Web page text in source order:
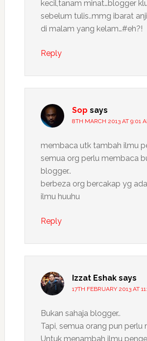
kecil,tanam minat…blogger
sebelum tulis..mmg ibarat
di malam yang kelam…#eh?!
Reply
Sop says
8TH MARCH 2013 AT 9:01
membaca utk tambah ilmu
semua org perlu membaca
blogger..
berbeza org bercakap yg
ilmu huuhu
Reply
Izzat Eshak says
17TH FEBRUARY 2013 AT
Bukan sahaja blogger..
Tapi, semua orang pun perlu
Untuk menambah ilmu